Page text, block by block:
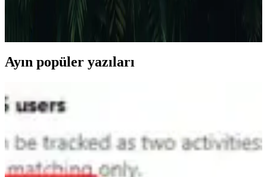
HP 415A toner kartuşu, yüksek kapasite, uyumluluk ve üstün baskı
kalitesi ile ofis ve ev kullanıcılarının ihtiyaçlarına uygun ekonomik
Ayın popüler yazıları